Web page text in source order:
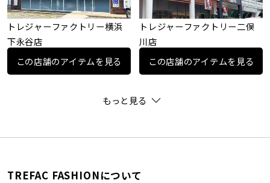
トレジャーファクトリー横浜
下永谷店
この店舗のアイテムを見る
トレジャーファクトリー二俣
川店
この店舗のアイテムを見る
もっと見る
TREFAC FASHIONについて